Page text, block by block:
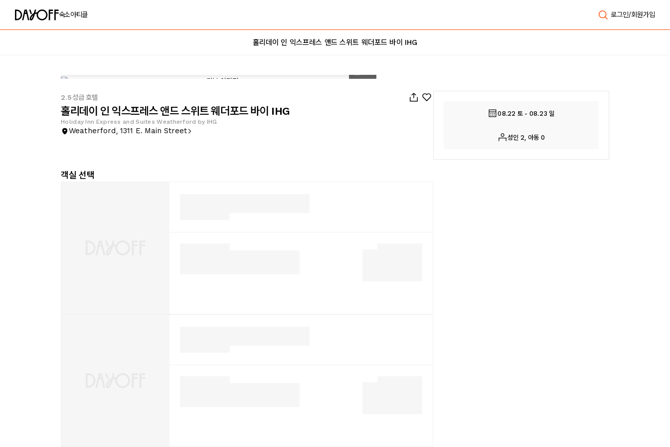
숙소아티클 로그인/회원가입
홀리데이 인 익스프레스 앤드 스위트 웨더포드 바이 IHG
2.5성급 호텔
홀리데이 인 익스프레스 앤드 스위트 웨더포드 바이 IHG
Holiday Inn Express and Suites Weatherford by IHG
Weatherford, 1311 E. Main Street
객실 선택
08.22 토 - 08.23 일
성인 2, 아동 0